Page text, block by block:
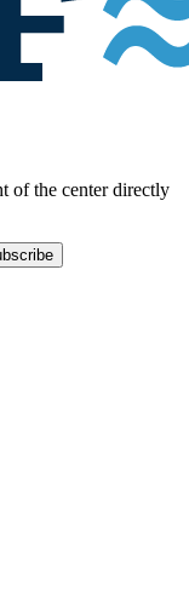
of the center directly